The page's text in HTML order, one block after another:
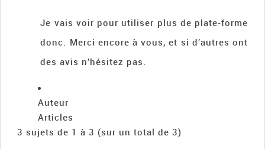
Je vais voir pour utiliser plus de plate-forme
donc. Merci encore à vous, et si d’autres ont
des avis n’hésitez pas.
Auteur
Articles
3 sujets de 1 à 3 (sur un total de 3)